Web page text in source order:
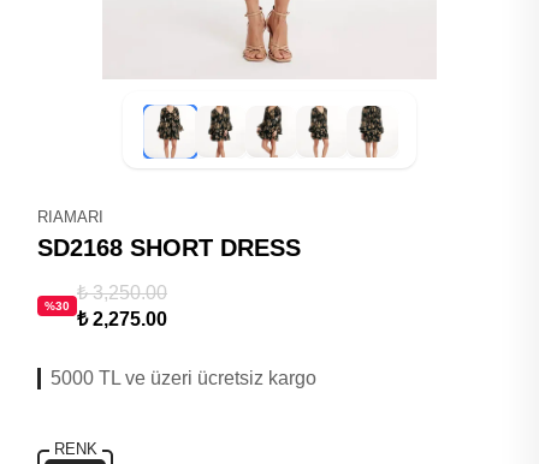
RIAMARI
SD2168 SHORT DRESS
%30
₺ 3,250.00
₺ 2,275.00
5000 TL ve üzeri ücretsiz kargo
RENK